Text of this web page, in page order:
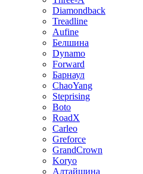
Diamondback
Treadline
Aufine
Белшина
Dynamo
Forward
Барнаул
ChaoYang
Steprising
Boto
RoadX
Carleo
Greforce
GrandCrown
Koryo
Алтайшина